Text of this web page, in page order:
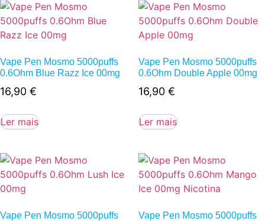
Vape Pen Mosmo 5000puffs
0.6Ohm Blue Razz Ice 00mg
16,90 €
Ler mais
Vape Pen Mosmo 5000puffs
0.6Ohm Double Apple 00mg
16,90 €
Ler mais
Vape Pen Mosmo 5000puffs
Vape Pen Mosmo 5000puffs